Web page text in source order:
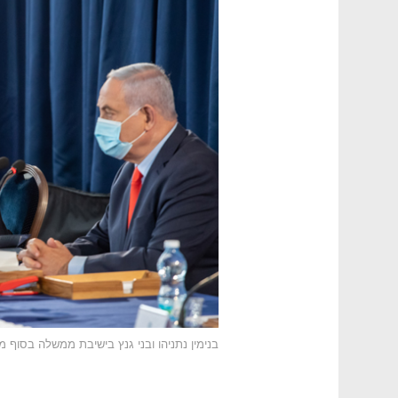
בנימין נתניהו ובני גנץ בישיבת ממשלה בסוף